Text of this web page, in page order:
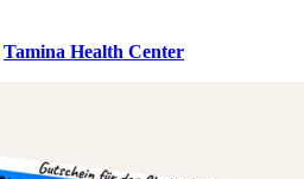
Tamina Health Center